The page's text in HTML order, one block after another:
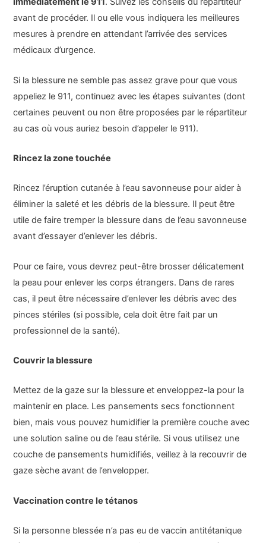
avant de procéder. Il ou elle vous indiquera les meilleures
mesures à prendre en attendant l’arrivée des services
médicaux d’urgence.
Si la blessure ne semble pas assez grave pour que vous
appeliez le 911, continuez avec les étapes suivantes (dont
certaines peuvent ou non être proposées par le répartiteur
au cas où vous auriez besoin d’appeler le 911).
Rincez la zone touchée
Rincez l’éruption cutanée à l’eau savonneuse pour aider à
éliminer la saleté et les débris de la blessure. Il peut être
utile de faire tremper la blessure dans de l’eau savonneuse
avant d’essayer d’enlever les débris.
Pour ce faire, vous devrez peut-être brosser délicatement
la peau pour enlever les corps étrangers. Dans de rares
cas, il peut être nécessaire d’enlever les débris avec des
pinces stériles (si possible, cela doit être fait par un
professionnel de la santé).
Couvrir la blessure
Mettez de la gaze sur la blessure et enveloppez-la pour la
maintenir en place. Les pansements secs fonctionnent
bien, mais vous pouvez humidifier la première couche avec
une solution saline ou de l’eau stérile. Si vous utilisez une
couche de pansements humidifiés, veillez à la recouvrir de
gaze sèche avant de l’envelopper.
Vaccination contre le tétanos
Si la personne blessée n’a pas eu de vaccin antitétanique